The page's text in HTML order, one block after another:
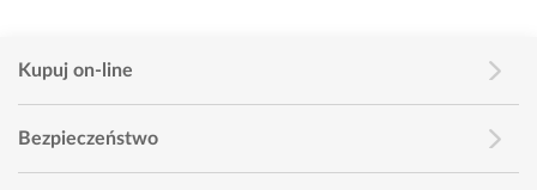
Kupuj on-line
Bezpieczeństwo